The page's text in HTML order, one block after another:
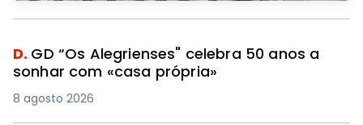
D. GD “Os Alegrienses" celebra 50 anos a
sonhar com «casa própria»
8 agosto 2026